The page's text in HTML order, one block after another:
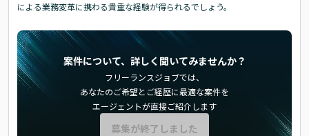
による業務変革に携わる貴重な経験が得られるでしょう。
案件について、詳しく聞いてみませんか？
フリーランスジョブでは、
あなたのご希望とご経歴に最適な案件を
エージェントが直接ご紹介します
募集が終了しました